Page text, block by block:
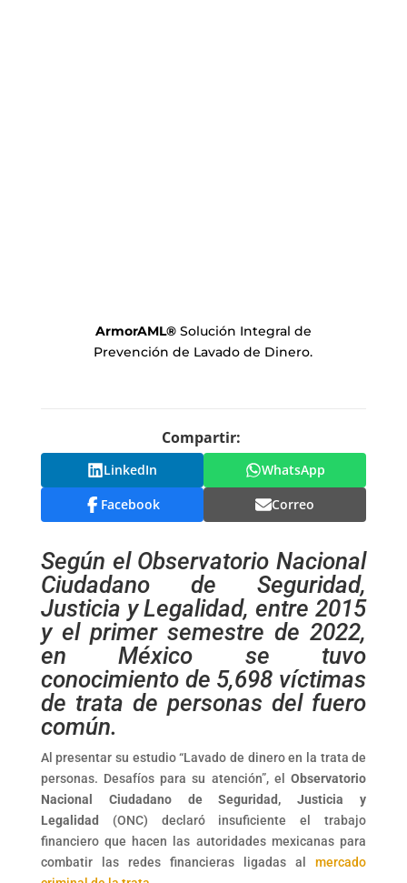
ArmorAML® Solución Integral de
Prevención de Lavado de Dinero.
Compartir:
LinkedIn
WhatsApp
Facebook
Correo
Según el Observatorio Nacional
Ciudadano de Seguridad,
Justicia y Legalidad, entre 2015
y el primer semestre de 2022,
en México se tuvo
conocimiento de 5,698 víctimas
de trata de personas del fuero
común.
Al presentar su estudio “Lavado de dinero en la trata de
personas. Desafíos para su atención”, elObservatorio
Nacional Ciudadano de Seguridad, Justicia y
Legalidad
(ONC) declaró insuficiente el trabajo
financiero que hacen las autoridades mexicanas para
combatir las redes financieras ligadas almercado